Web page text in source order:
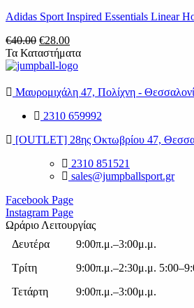
Adidas Sport Inspired Essentials Linear
€40.00 Original
price
was:
€28.00Η
τρέχουσα
τιμή
€28.00.
Τα Καταστήματα
Μαυρομιχάλη 47, Πολίχνη -
2310 659992
[OUTLET] 28ης Οκτωβρίου 47,
2310 851521
sales@jumpballsport.gr
Facebook Page
Instagram Page
Ωράριο Λειτουργίας
Δευτέρα
9:00π.μ.–3:00μ.μ.
Τρίτη
9:00π.μ.–2:30μ.μ.
Τετάρτη
9:00π.μ.–3:00μ.μ.